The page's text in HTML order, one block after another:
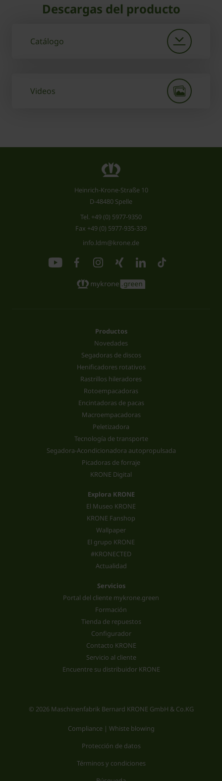
Descargas del producto
Catálogo
Videos
Heinrich-Krone-Straße 10
D-48480 Spelle
Tel. +49 (0) 5977-9350
Fax +49 (0) 5977-935-339
info.ldm@krone.de
Productos
Novedades
Segadoras de discos
Henificadores rotativos
Rastrillos hileradores
Rotoempacadoras
Encintadoras de pacas
Macroempacadoras
Peletizadora
Tecnología de transporte
Segadora-Acondicionadora autopropulsada
Picadoras de forraje
KRONE Digital
Explora KRONE
El Museo KRONE
KRONE Fanshop
Wallpaper
El grupo KRONE
#KRONECTED
Actualidad
Servicios
Portal del cliente mykrone.green
Formación
Tienda de repuestos
Configurador
Contacto KRONE
Servicio al cliente
Encuentre su distribuidor KRONE
© 2026 Maschinenfabrik Bernard KRONE GmbH & Co.KG
Compliance | Whiste blowing
Protección de datos
Términos y condiciones